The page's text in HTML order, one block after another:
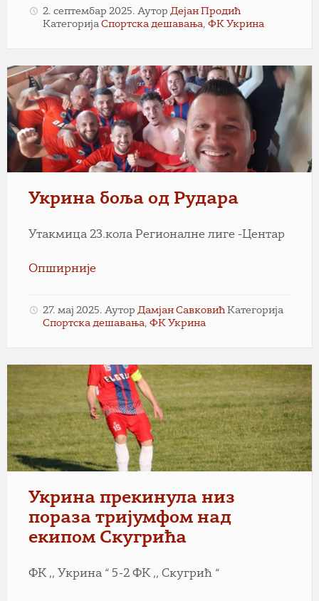
2. септембар 2025. Аутор Дејан Продић
Категорија Спортска дешавања, ФК Укрина
Укрина боља од Рудара
Утакмица 23.кола Регионалне лиге -Центар
Опширније
27. мај 2025. Аутор Дамјан Савковић Категорија
Спортска дешавања, ФК Укрина
Укрина прекинула низ
пораза тријумфом над
екипом Скугрића
ФК ,, Укрина “ 5-2 ФК ,, Скугрић “